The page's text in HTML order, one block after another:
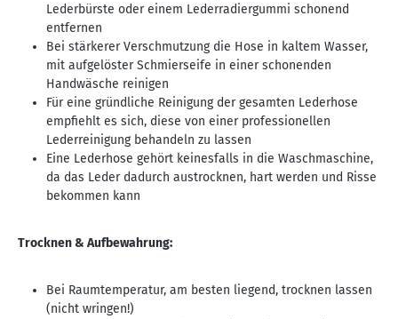
Lederbürste oder einem Lederradiergummi schonend
entfernen
Bei stärkerer Verschmutzung die Hose in kaltem Wasser,
mit aufgelöster Schmierseife in einer schonenden
Handwäsche reinigen
Für eine gründliche Reinigung der gesamten Lederhose
empfiehlt es sich, diese von einer professionellen
Lederreinigung behandeln zu lassen
Eine Lederhose gehört keinesfalls in die Waschmaschine,
da das Leder dadurch austrocknen, hart werden und Risse
bekommen kann
Trocknen & Aufbewahrung:
Bei Raumtemperatur, am besten liegend, trocknen lassen
(nicht wringen!)